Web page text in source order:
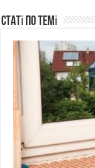
Статі по темі